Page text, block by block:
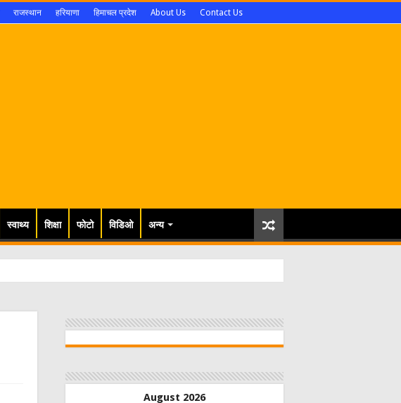
राजस्थान हरियाणा हिमाचल प्रदेश About Us Contact Us
स्वाथ्य शिक्षा फोटो विडिओ अन्य
August 2026